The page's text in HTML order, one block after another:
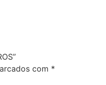
com *